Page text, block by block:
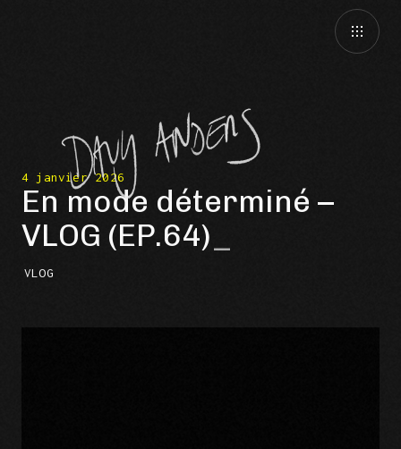
4 janvier 2026
En mode déterminé –
VLOG (EP.64)
VLOG